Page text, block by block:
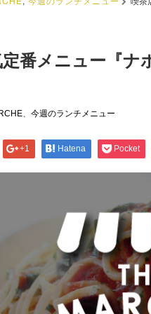
定番メニュー『
、 今週のランチメニュー
+1 Hatena Pocket